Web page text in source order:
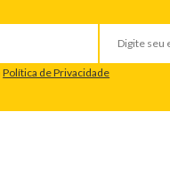
Política de Privacidade